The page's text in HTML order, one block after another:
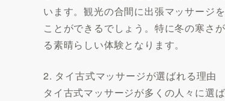
います。観光の合間に出張マッサージ
ことができるでしょう。特に冬の寒さ
る素晴らしい体験となります。
2. タイ古式マッサージが選ばれる理由
タイ古式マッサージが多くの人々に選